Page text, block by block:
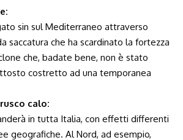
sin sul Mediterraneo attraverso
saccatura che ha scardinato la fortezza
che, badate bene, non è stato
costretto ad una temporanea
calo:
in tutta Italia, con effetti differenti
geografiche. Al Nord, ad esempio,